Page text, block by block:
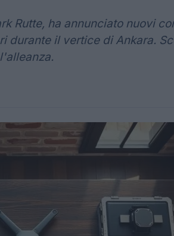
Rutte, ha annunciato nuovi
durante il vertice di Ankara.